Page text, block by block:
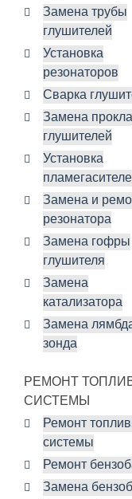
Замена трубы
глушителей
Установка
резонаторов
Сварка
Замена
глушителей
Установка
Замена и
резонатора
Замена гофры
глушителя
Замена
катализатора
Замена
зонда
РЕМОНТ
СИСТЕМЫ
Ремонт
системы
Ремонт
Замена